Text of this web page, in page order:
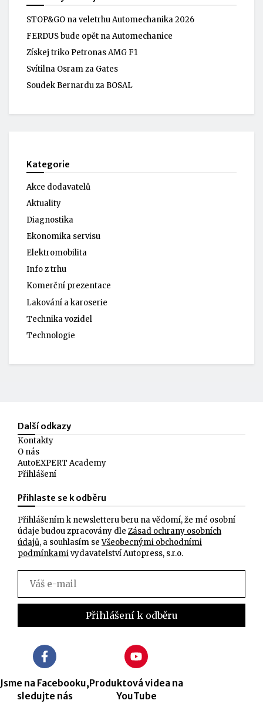
STOP&GO na veletrhu Automechanika 2026
FERDUS bude opět na Automechanice
Získej triko Petronas AMG F1
Svítilna Osram za Gates
Soudek Bernardu za BOSAL
Kategorie
Akce dodavatelů
Aktuality
Diagnostika
Ekonomika servisu
Elektromobilita
Info z trhu
Komerční prezentace
Lakování a karoserie
Technika vozidel
Technologie
Další odkazy
Kontakty
O nás
AutoEXPERT Academy
Přihlášení
Přihlaste se k odběru
Přihlášením k newsletteru beru na vědomí, že mé osobní
údaje budou zpracovány dle Zásad ochrany osobních
údajů, a souhlasím seVšeobecnými obchodními
podmínkamivydavatelství Autopress, s.r.o.
Jsme na Facebooku,
sledujte nás
Produktová videa na
YouTube